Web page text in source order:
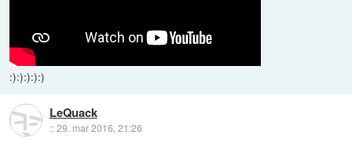
:):):):):)
LeQuack
::29. mar 2016, 21:26